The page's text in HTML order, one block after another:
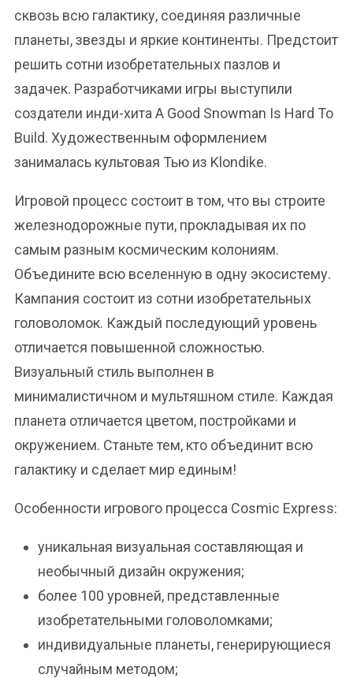
сквозь всю галактику, соединяя различные
планеты, звезды и яркие континенты. Предстоит
решить сотни изобретательных пазлов и
задачек. Разработчиками игры выступили
создатели инди-хита A Good Snowman Is Hard To
Build. Художественным оформлением
занималась культовая Тью из Klondike.
Игровой процесс состоит в том, что вы строите
железнодорожные пути, прокладывая их по
самым разным космическим колониям.
Объедините всю вселенную в одну экосистему.
Кампания состоит из сотни изобретательных
головоломок. Каждый последующий уровень
отличается повышенной сложностью.
Визуальный стиль выполнен в
минималистичном и мультяшном стиле. Каждая
планета отличается цветом, постройками и
окружением. Станьте тем, кто объединит всю
галактику и сделает мир единым!
Особенности игрового процесса Cosmic Express:
уникальная визуальная составляющая и
необычный дизайн окружения;
более 100 уровней, представленные
изобретательными головоломками;
индивидуальные планеты, генерирующиеся
случайным методом;